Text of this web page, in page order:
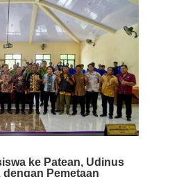
ke Patean, Udinus
dengan Pemetaan